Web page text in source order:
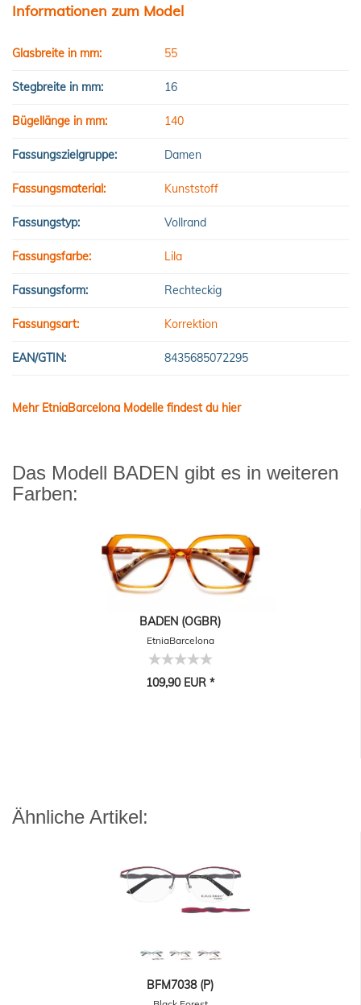
Informationen zum Model
Glasbreite in mm: 55
Stegbreite in mm: 16
Bügellänge in mm: 140
Fassungszielgruppe: Damen
Fassungsmaterial: Kunststoff
Fassungstyp: Vollrand
Fassungsfarbe: Lila
Fassungsform: Rechteckig
Fassungsart: Korrektion
EAN/GTIN: 8435685072295
Mehr EtniaBarcelona Modelle findest du hier
Das Modell BADEN gibt es in weiteren
Farben:
BADEN (OGBR)
EtniaBarcelona
109,90 EUR *
Ähnliche Artikel:
BFM7038 (P)